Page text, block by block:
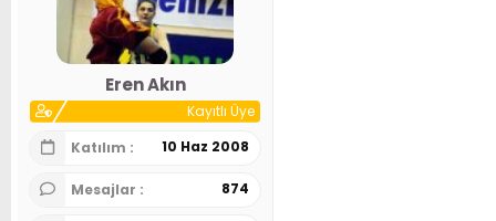
Eren Akın
Kayıtlı Üye
Katılım
10 Haz 2008
Mesajlar 874